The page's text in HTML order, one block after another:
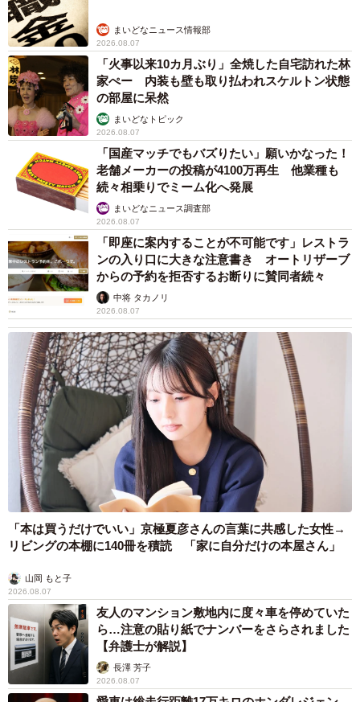
まいどなニュース情報部
2026.08.07
「火事以来10カ月ぶり」全焼した自宅訪れた林
家ぺー 内装も壁も取り払われスケルトン状態
の部屋に呆然
まいどなトピック
2026.08.07
「国産マッチでもバズりたい」願いかなった！
老舗メーカーの投稿が4100万再生 他業種も
続々相乗りでミーム化へ発展
まいどなニュース調査部
2026.08.07
「即座に案内することが不可能です」レストラ
ンの入り口に大きな注意書き オートリザーブ
からの予約を拒否するお断りに賛同者続々
中将 タカノリ
2026.08.07
「本は買うだけでいい」京極夏彦さんの言葉に共感した女性→
リビングの本棚に140冊を積読 「家に自分だけの本屋さん」
山岡 もと子
2026.08.07
友人のマンション敷地内に度々車を停めていた
ら…注意の貼り紙でナンバーをさらされました
【弁護士が解説】
長澤 芳子
2026.08.07